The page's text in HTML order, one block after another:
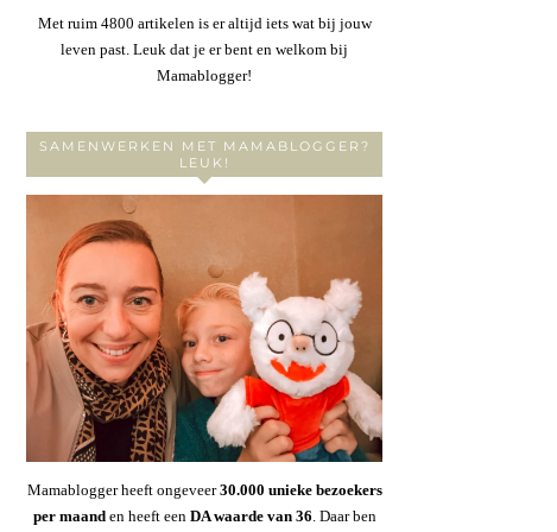
Met ruim 4800 artikelen is er altijd iets wat bij jouw
leven past. Leuk dat je er bent en welkom bij
Mamablogger!
SAMENWERKEN MET MAMABLOGGER?
LEUK!
Mamablogger heeft ongeveer30.000 unieke bezoekers
per maanden heeft een DA waarde van 36. Daar ben